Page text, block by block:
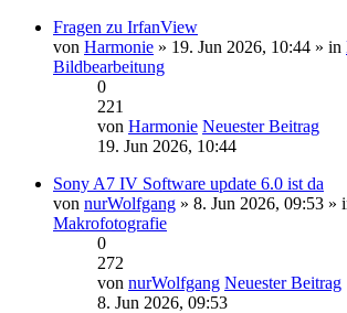
Fragen zu IrfanView
von Harmonie » 19. Jun 2026, 10:44 » in
Bildbearbeitung
0
221
von Harmonie Neuester Beitrag
19. Jun 2026, 10:44
Sony A7 IV Software update 6.0 ist da
von nurWolfgang » 8. Jun 2026, 09:53 »
Makrofotografie
0
272
von nurWolfgang Neuester Beitrag
8. Jun 2026, 09:53